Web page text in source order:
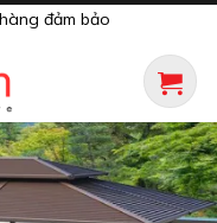
đảm bảo